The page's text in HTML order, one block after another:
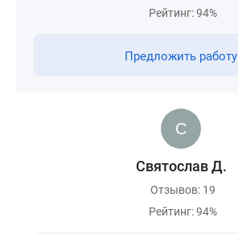
Рейтинг: 94%
Предложить работу
Святослав Д.
Отзывов: 19
Рейтинг: 94%